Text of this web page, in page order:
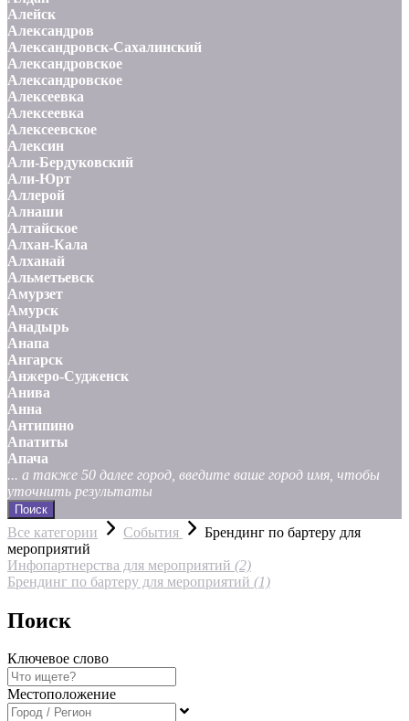
Алейск
Александров
Александровск-Сахалинский
Александровское
Александровское
Алексеевка
Алексеевка
Алексеевское
Алексин
Али-Бердуковский
Али-Юрт
Аллерой
Алнаши
Алтайское
Алхан-Кала
Алханай
Альметьевск
Амурзет
Амурск
Анадырь
Анапа
Ангарск
Анжеро-Судженск
Анива
Анна
Антипино
Апатиты
Апача
... а также 50 далее город, введите ваше город имя, чтобы
уточнить результаты
Поиск
Все категории События
Брендинг по бартеру для
мероприятий
Инфопартнерства для мероприятий (2)
Брендинг по бартеру для мероприятий (1)
Поиск
Ключевое слово
Местоположение